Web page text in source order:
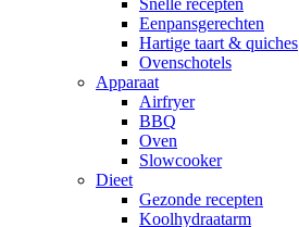
Snelle recepten
Eenpansgerechten
Hartige taart & quiches
Ovenschotels
Apparaat
Airfryer
BBQ
Oven
Slowcooker
Dieet
Gezonde recepten
Koolhydraatarm